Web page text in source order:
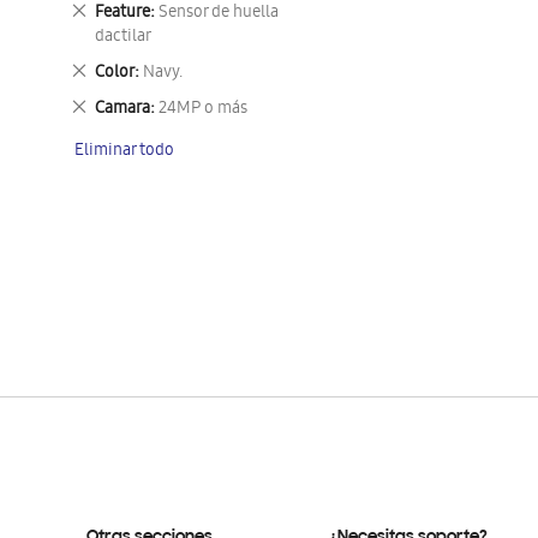
Feature Sensor de huella
dactilar
Eliminar
este
artículo
Color Navy.
Eliminar
este
artículo
Camara 24MP o más
Eliminar
artículo
Eliminar todo